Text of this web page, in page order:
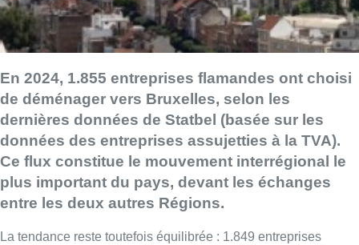
En 2024, 1.855 entreprises flamandes ont choisi
de déménager vers Bruxelles, selon les
dernières données de Statbel (basée sur les
données des entreprises assujetties à la TVA).
Ce flux constitue le mouvement interrégional le
plus important du pays, devant les échanges
entre les deux autres Régions.
La tendance reste toutefois équilibrée : 1.849 entreprises